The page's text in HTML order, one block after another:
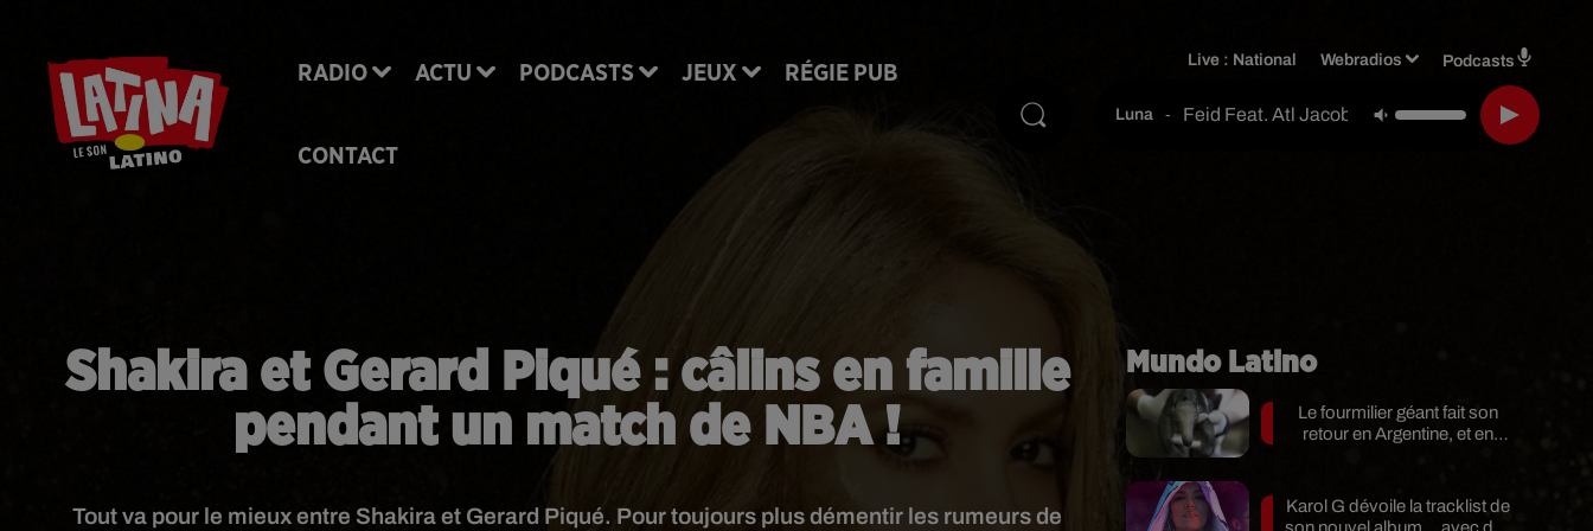
RADIO ACTU PODCASTS JEUX RÉGIE PUB
CONTACT
Live : National Webradios Podcasts
Luna - Feid Feat. Atl Jacob
Shakira et Gerard Piqué : câlins en famille
pendant un match de NBA !
Tout va pour le mieux entre Shakira et Gerard Piqué. Pour toujours plus démentir les rumeurs de
Mundo Latino
Le fourmilier géant fait son
retour en Argentine, et en
Karol G dévoile la tracklist de
son nouvel album… avec des